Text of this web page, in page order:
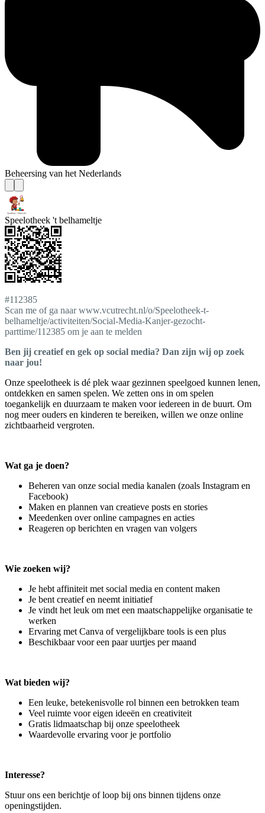
Beheersing van het Nederlands
Speelotheek 't belhameltje
#112385
Scan me of ga naar www.vcutrecht.nl/o/Speelotheek-t-
belhameltje/activiteiten/Social-Media-Kanjer-gezocht-
parttime/112385 om je aan te melden
Ben jij creatief en gek op social media? Dan zijn wij op zoek
naar jou!
Onze speelotheek is dé plek waar gezinnen speelgoed kunnen lenen,
ontdekken en samen spelen. We zetten ons in om spelen
toegankelijk en duurzaam te maken voor iedereen in de buurt. Om
nog meer ouders en kinderen te bereiken, willen we onze online
zichtbaarheid vergroten.
Wat ga je doen?
Beheren van onze social media kanalen (zoals Instagram en
Facebook)
Maken en plannen van creatieve posts en stories
Meedenken over online campagnes en acties
Reageren op berichten en vragen van volgers
Wie zoeken wij?
Je hebt affiniteit met social media en content maken
Je bent creatief en neemt initiatief
Je vindt het leuk om met een maatschappelijke organisatie te
werken
Ervaring met Canva of vergelijkbare tools is een plus
Beschikbaar voor een paar uurtjes per maand
Wat bieden wij?
Een leuke, betekenisvolle rol binnen een betrokken team
Veel ruimte voor eigen ideeën en creativiteit
Gratis lidmaatschap bij onze speelotheek
Waardevolle ervaring voor je portfolio
Interesse?
Stuur ons een berichtje of loop bij ons binnen tijdens onze
openingstijden.